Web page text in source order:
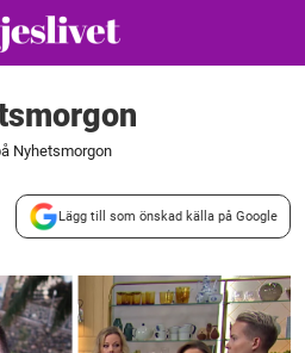
Nyhetsmorgon
Lägg till som önskad källa på Google